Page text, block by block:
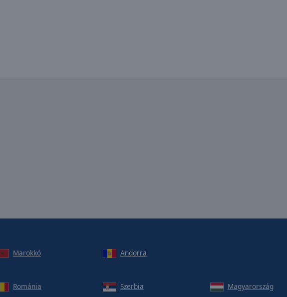
Marokkó Andorra
Románia Szerbia Magyarország